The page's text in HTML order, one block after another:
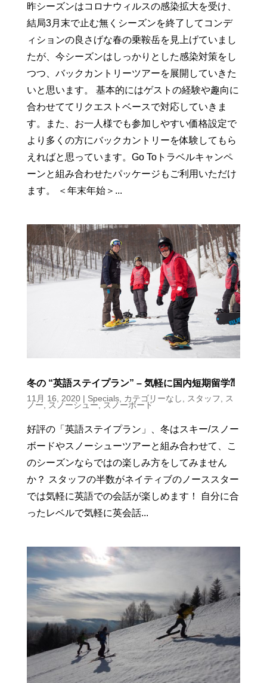
昨シーズンはコロナウィルスの感染拡大を受け、
結局3月末で止む無くシーズンを終了してコンデ
ィションの良さげな春の乗鞍岳を見上げていまし
たが、今シーズンはしっかりとした感染対策をし
つつ、バックカントリーツアーを展開していきた
いと思います。 基本的にはゲストの経験や趣向に
合わせててリクエストベースで対応していきま
す。また、お一人様でも参加しやすい価格設定で
より多くの方にバックカントリーを体験してもら
えればと思っています。Go Toトラベルキャンペ
ーンと組み合わせたパッケージもご利用いただけ
ます。 ＜年末年始＞...
冬の “英語ステイプラン” – 気軽に国内短期留学⁈
11月 16, 2020| Specials, カテゴリーなし スタッフ ス
ノー ,スノーシュー,スノーボード
好評の「英語ステイプラン」、冬はスキー/スノー
ボードやスノーシューツアーと組み合わせて、こ
のシーズンならではの楽しみ方をしてみません
か？ スタッフの半数がネイティブのノーススター
では気軽に英語での会話が楽しめます！ 自分に合
ったレベルで気軽に英会話...